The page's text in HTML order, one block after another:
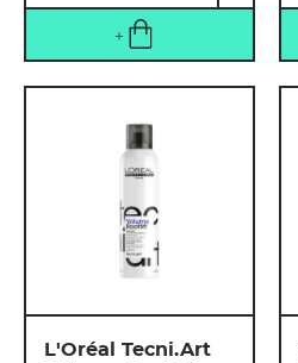
L'Oréal Tecni.Art